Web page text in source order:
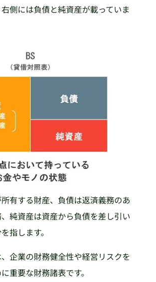
側には負債と純資産が載っていま
有する財産、負債は返済義務のあ
純資産は資産から負債を差し引い
指します。
企業の財務健全性や経営リスクを
重要な財務諸表です。